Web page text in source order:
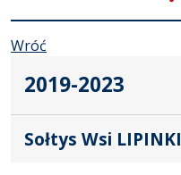
Wróć
2019-2023
Sołtys Wsi LIPINKI